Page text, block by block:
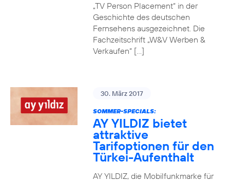
„TV Person Placement“ in der
Geschichte des deutschen
Fernsehens ausgezeichnet. Die
Fachzeitschrift „W&V Werben &
Verkaufen“ […]
30. März 2017
SOMMER-SPECIALS:
AY YILDIZ bietet
attraktive
Tarifoptionen für den
Türkei-Aufenthalt
AY YILDIZ, die Mobilfunkmarke für